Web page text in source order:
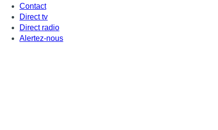
Contact
Direct tv
Direct radio
Alertez-nous